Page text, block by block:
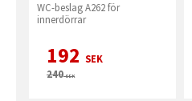
WC-beslag A262 för
innerdörrar
192 SEK
240SEK